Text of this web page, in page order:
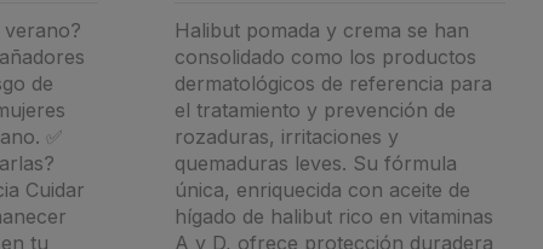
verano?
de
✅
Cuidar
tu
Halibut pomada y crema se han
consolidado como los productos
dermatológicos de referencia para
el tratamiento y prevención de
rozaduras, irritaciones y
quemaduras leves. Su fórmula
única, enriquecida con aceite de
hígado de halibut rico en vitaminas
A y D, ofrece protección duradera